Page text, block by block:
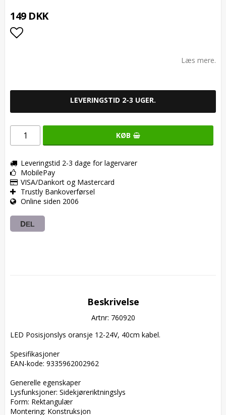
149 DKK
Læs mere.
LEVERINGSTID 2-3 UGER.
KØB
Leveringstid 2-3 dage for lagervarer
MobilePay
VISA/Dankort og Mastercard
Trustly Bankoverførsel
Online siden 2006
DEL
Beskrivelse
Artnr: 760920
LED Posisjonslys oransje 12-24V, 40cm kabel.
Spesifikasjoner
EAN-kode: 9335962002962
Generelle egenskaper
Lysfunksjoner: Sidekjøreriktningslys
Form: Rektangulær
Montering: Konstruksjon